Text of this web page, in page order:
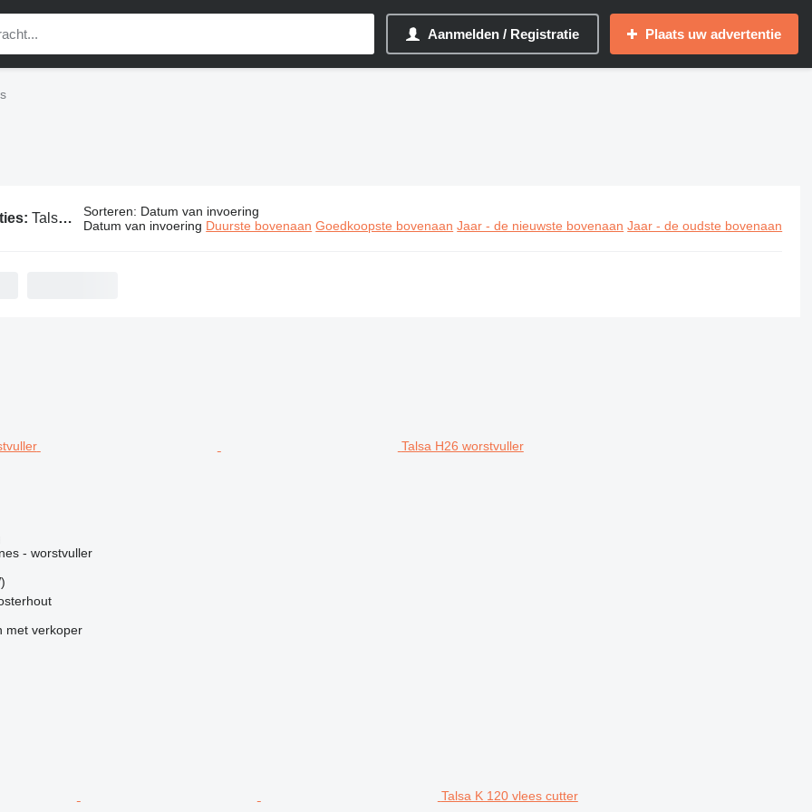
Aanmelden / Registratie Plaats uw advertentie
Talsa industriële machines Sorteren: Datum van invoering
Datum van invoering Duurste bovenaan Goedkoopste bovenaan Jaar - de nieuwste bovenaan Jaar - de oudste bovenaan
Talsa H26 worstvuller
- worstvuller
met verkoper
Talsa K 120 vlees cutter